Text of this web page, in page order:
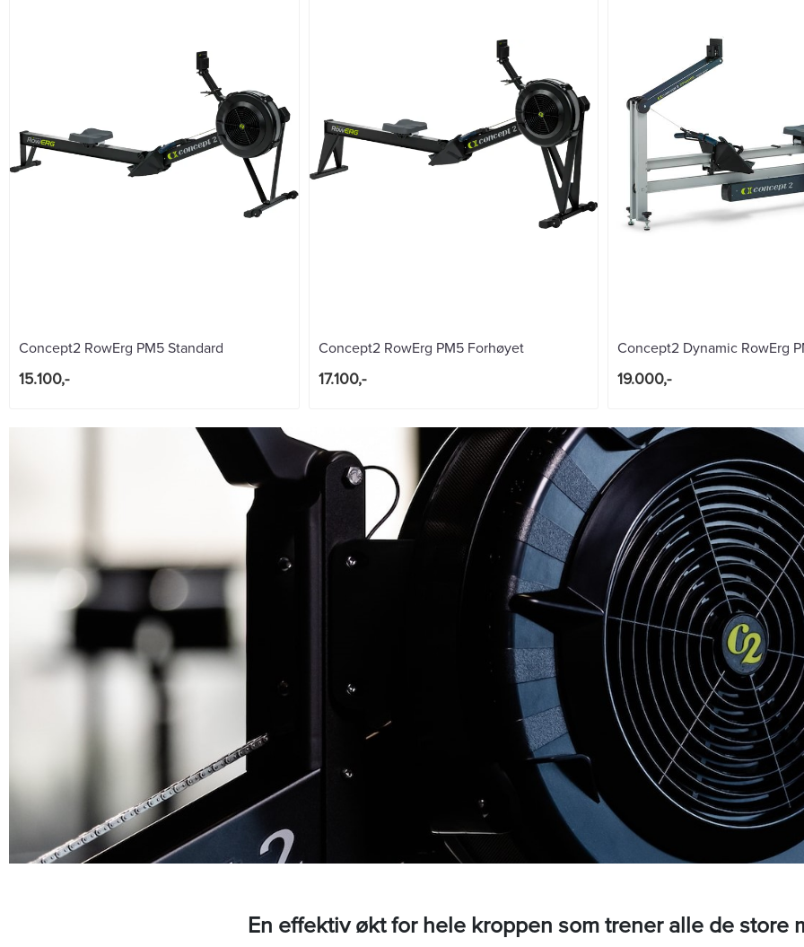
Concept2 RowErg PM5 Standard
15.100,-
Concept2 RowErg PM5 Forhøyet
17.100,-
Concept2 Dynamic RowErg
19.000,-
En effektiv økt for hele kroppen som trener alle de store